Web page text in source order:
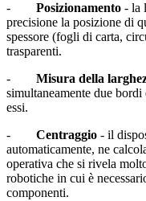
- Posizionamento - la
precisione la posizione di
spessore (fogli di carta,
trasparenti.
- Misura della
simultaneamente due
essi.
- Centraggio - il
automaticamente, ne
operativa che si rivela
robotiche in cui è
componenti.